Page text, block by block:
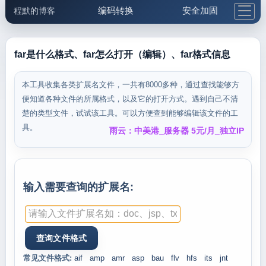
程默的博客 编码转换 安全加固
邮件工具 生活便民 更多工具
5.1支付宝大红包
far是什么格式、far怎么打开（编辑）、far格式信息
本工具收集各类扩展名文件，一共有8000多种，通过查找能够方
便知道各种文件的所属格式，以及它的打开方式。遇到自己不清
楚的类型文件，试试该工具。可以方便查到能够编辑该文件的工
具。
雨云：中美港_服务器 5元/月_独立IP
输入需要查询的扩展名:
常见文件格式: aif amp amr asp bau flv hfs its
jnt